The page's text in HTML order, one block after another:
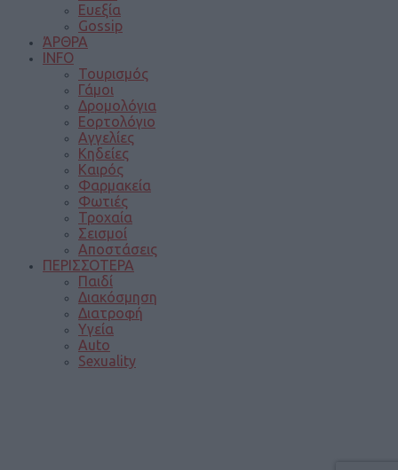
Ευεξία
Gossip
ΆΡΘΡΑ
INFO
Τουρισμός
Γάμοι
Δρομολόγια
Εορτολόγιο
Αγγελίες
Κηδείες
Καιρός
Φαρμακεία
Φωτιές
Τροχαία
Σεισμοί
Αποστάσεις
ΠΕΡΙΣΣΟΤΕΡΑ
Παιδί
Διακόσμηση
Διατροφή
Υγεία
Auto
Sexuality